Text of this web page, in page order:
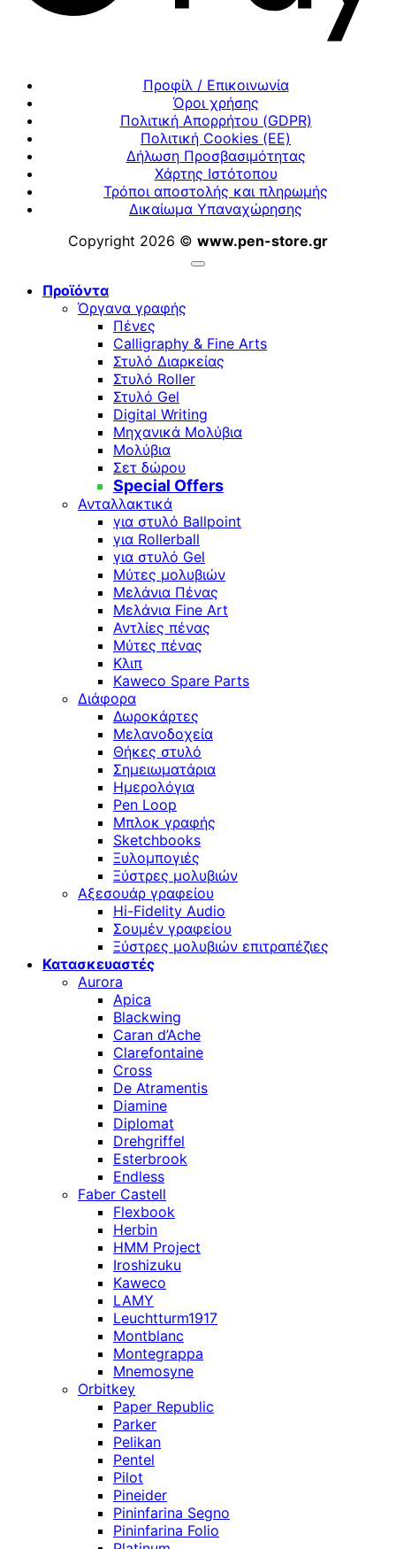
Προφίλ / Επικοινωνία
Όροι χρήσης
Πολιτική Απορρήτου (GDPR)
Πολιτική Cookies (ΕΕ)
Δήλωση Προσβασιμότητας
Χάρτης Ιστότοπου
Τρόποι αποστολής και πληρωμής
Δικαίωμα Υπαναχώρησης
Copyright 2026 © www.pen-store.gr
Προϊόντα
Όργανα γραφής
Πένες
Calligraphy & Fine Arts
Στυλό Διαρκείας
Στυλό Roller
Στυλό Gel
Digital Writing
Μηχανικά Μολύβια
Μολύβια
Σετ δώρου
Special Offers
Ανταλλακτικά
για στυλό Ballpoint
για Rollerball
για στυλό Gel
Μύτες μολυβιών
Μελάνια Πένας
Μελάνια Fine Art
Αντλίες πένας
Μύτες πένας
Κλιπ
Kaweco Spare Parts
Διάφορα
Δωροκάρτες
Μελανοδοχεία
Θήκες στυλό
Σημειωματάρια
Ημερολόγια
Pen Loop
Μπλοκ γραφής
Sketchbooks
Ξυλομπογιές
Ξύστρες μολυβιών
Αξεσουάρ γραφείου
Hi-Fidelity Audio
Σουμέν γραφείου
Ξύστρες μολυβιών επιτραπέζιες
Κατασκευαστές
Aurora
Apica
Blackwing
Caran d’Ache
Clarefontaine
Cross
De Atramentis
Diamine
Diplomat
Drehgriffel
Esterbrook
Endless
Faber Castell
Flexbook
Herbin
HMM Project
Iroshizuku
Kaweco
LAMY
Leuchtturm1917
Montblanc
Montegrappa
Mnemosyne
Orbitkey
Paper Republic
Parker
Pelikan
Pentel
Pilot
Pineider
Pininfarina Segno
Pininfarina Folio